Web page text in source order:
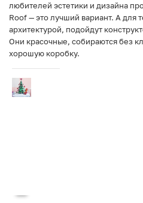
любителей эстетики и дизайна
Roof — это лучший вариант. А для
архитектурой, подойдут
Они красочные, собираются без
хорошую коробку.